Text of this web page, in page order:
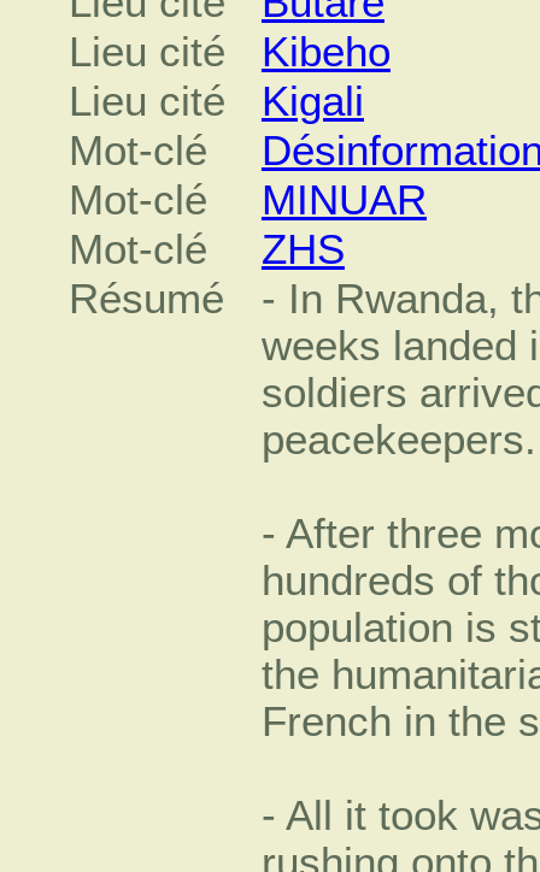
Lieu cité
Kibeho
Lieu cité
Kigali
Mot-clé
Mot-clé
MINUAR
Mot-clé
ZHS
Résumé
- In Rwanda,
weeks landed
soldiers
peacekeepers.
- After three
hundreds of
population is
the
French in the
- All it took
rushing onto